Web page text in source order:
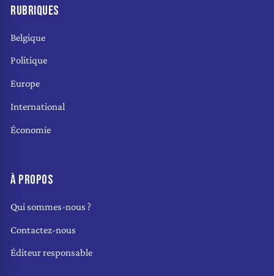
RUBRIQUES
Belgique
Politique
Europe
International
Économie
À PROPOS
Qui sommes-nous ?
Contactez-nous
Éditeur responsable